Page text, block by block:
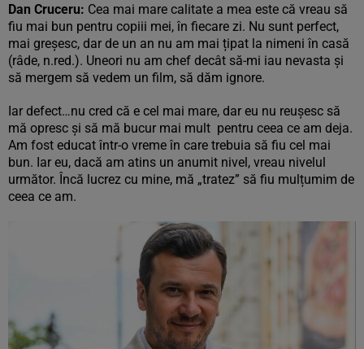
Dan Cruceru: Cea mai mare calitate a mea este că vreau să
fiu mai bun pentru copiii mei, în fiecare zi. Nu sunt perfect,
mai greșesc, dar de un an nu am mai țipat la nimeni în casă
(râde, n.red.). Uneori nu am chef decât să-mi iau nevasta și
să mergem să vedem un film, să dăm ignore.
Iar defect…nu cred că e cel mai mare, dar eu nu reușesc să
mă opresc și să mă bucur mai mult pentru ceea ce am deja.
Am fost educat într-o vreme în care trebuia să fiu cel mai
bun. Iar eu, dacă am atins un anumit nivel, vreau nivelul
următor. Încă lucrez cu mine, mă „tratez” să fiu mulțumim de
ceea ce am.